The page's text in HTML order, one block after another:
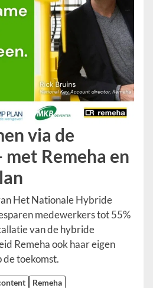
via de
Remeha en
Het Nationale Hybride
medewerkers tot 55%
van de hybride
Remeha ook haar eigen
toekomst.
Remeha